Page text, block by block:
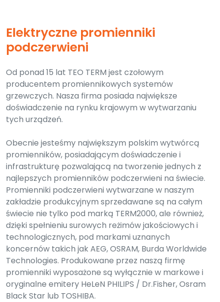
Elektryczne promienniki
podczerwieni
Od ponad 15 lat TEO TERM jest czołowym
producentem promiennikowych systemów
grzewczych. Nasza firma posiada największe
doświadczenie na rynku krajowym w wytwarzaniu
tych urządzeń.
Obecnie jesteśmy największym polskim wytwórcą
promienników, posiadającym doświadczenie i
infrastrukturę pozwalającą na tworzenie jednych z
najlepszych promienników podczerwieni na świecie.
Promienniki podczerwieni wytwarzane w naszym
zakładzie produkcyjnym sprzedawane są na całym
świecie nie tylko pod marką TERM2000, ale również,
dzięki spełnieniu surowych reżimów jakościowych i
technologicznych, pod markami uznanych
koncernów takich jak AEG, OSRAM, Burda Worldwide
Technologies. Produkowane przez naszą firmę
promienniki wyposażone są wyłącznie w markowe i
oryginalne emitery HeLeN PHILIPS / Dr.Fisher, Osram
Black Star lub TOSHIBA.